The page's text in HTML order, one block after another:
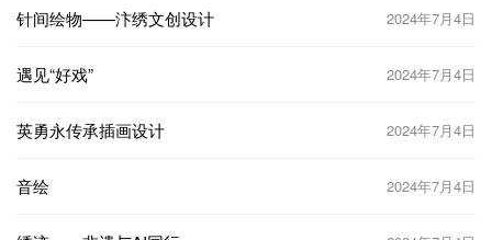
针间绘物——汴绣文创设计 2024年7月4日
遇见“好戏” 2024年7月4日
英勇永传承插画设计 2024年7月4日
音绘 2024年7月4日